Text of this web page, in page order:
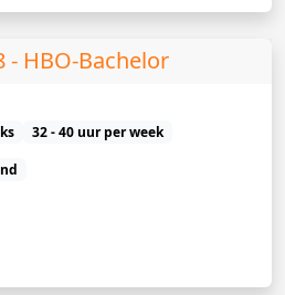
- HBO-Bachelor
32 - 40 uur per week